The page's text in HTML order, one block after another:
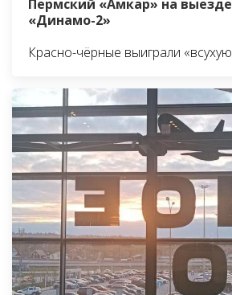
Пермский «Амкар» на
«Динамо-2»
Красно-чёрные выиграли